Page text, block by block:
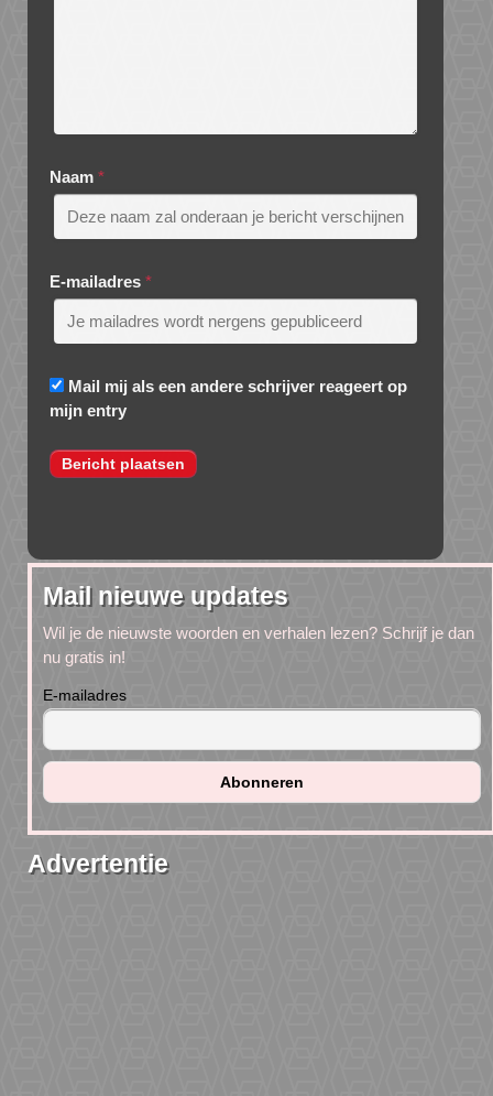
Naam *
E-mailadres *
Mail mij als een andere schrijver reageert op
mijn entry
Mail nieuwe updates
Wil je de nieuwste woorden en verhalen lezen? Schrijf je dan
nu gratis in!
E-mailadres
Advertentie